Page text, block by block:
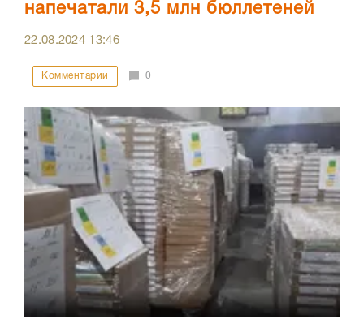
напечатали 3,5 млн бюллетеней
22.08.2024 13:46
Комментарии 0